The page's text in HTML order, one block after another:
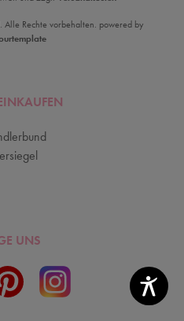
Rechte vorbehalten. powered by
UNS